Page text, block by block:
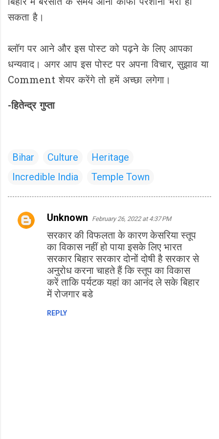
सकता है।
ब्लॉग पर आने और इस पोस्ट को पढ़ने के लिए आपका
धन्यवाद। अगर आप इस पोस्ट पर अपना विचार, सुझाव या
Comment शेयर करेंगे तो हमें अच्छा लगेगा।
-हितेन्द्र गुप्ता
Bihar Culture
Heritage
Incredible India
Temple Town
C
Unknown February 26, 2022 at 4:37 PM
सरकार की विफलता के कारण केसरिया स्तूप
का विकास नहीं हो पाया इसके लिए भारत
सरकार बिहार सरकार दोनों दोषी है सरकार से
अनुरोध करना चाहते हैं कि स्तूप का विकास
करें ताकि पर्यटक यहां का आनंद ले सके बिहार
में रोजगार बडे
REPLY